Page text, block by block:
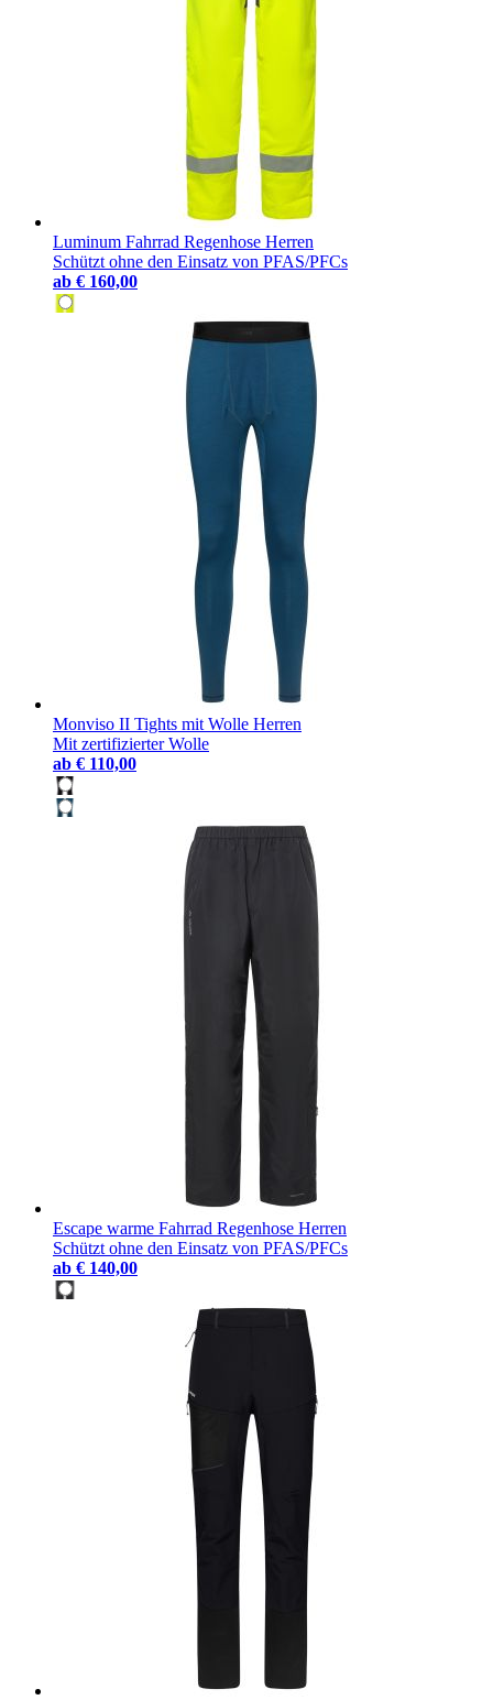
Luminum Fahrrad Regenhose Herren
Schützt ohne den Einsatz von PFAS/PFCs
ab € 160,00
Monviso II Tights mit Wolle Herren
Mit zertifizierter Wolle
ab € 110,00
Escape warme Fahrrad Regenhose Herren
Schützt ohne den Einsatz von PFAS/PFCs
ab € 140,00